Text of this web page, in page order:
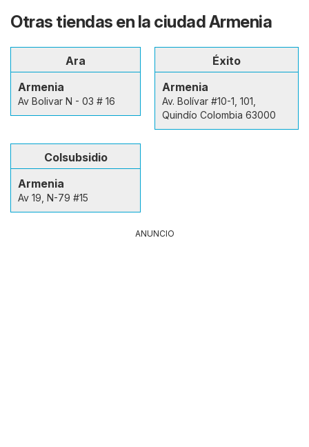
Otras tiendas en la ciudad Armenia
Ara
Armenia
Av Bolivar N - 03 # 16
Éxito
Armenia
Av. Bolívar #10-1, 101,
Quindío Colombia 63000
Colsubsidio
Armenia
Av 19, N-79 #15
ANUNCIO